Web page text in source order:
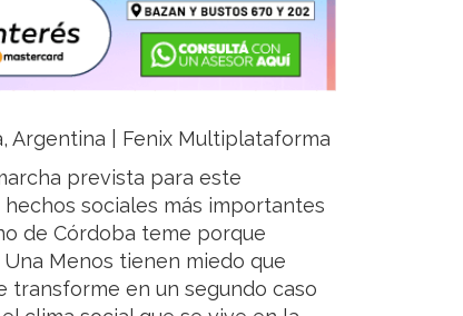
Argentina | Fenix Multiplataforma
prevista para este
sociales más importantes
de Córdoba teme porque
Menos tienen miedo que
transforme en un segundo caso